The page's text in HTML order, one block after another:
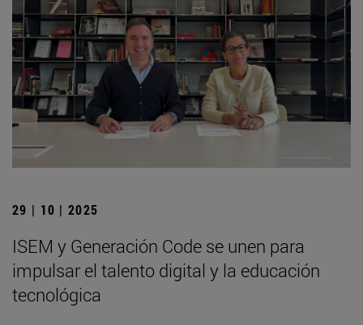
29 | 10 | 2025
ISEM y Generación Code se unen para
impulsar el talento digital y la educación
tecnológica